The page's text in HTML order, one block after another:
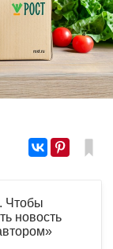
Чтобы
новость